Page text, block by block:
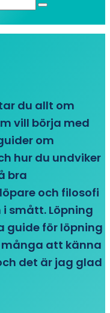
du allt om
vill börja med
om
hur du undviker
bra
och filosofi
smått. Löpning
guide för löpning
att känna
det är jag glad